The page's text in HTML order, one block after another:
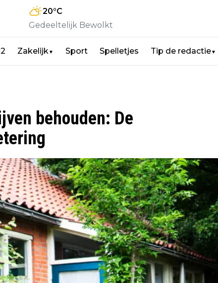
20°C
Gedeeltelijk Bewolkt
Zakelijk▼ Sport Spelletjes Tip de redactie▼
behouden: De